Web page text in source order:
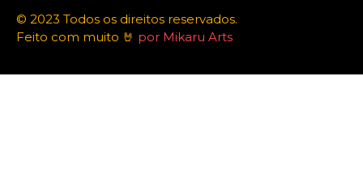
© 2023 Todos os direitos reservados.
Feito com muito 🤘 por Mikaru Arts